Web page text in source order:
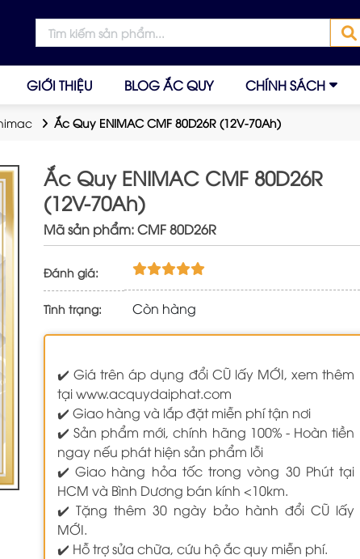
GIỚI THIỆU BLOG ẮC QUY CHÍNH SÁCH
Ắc Quy ENIMAC CMF 80D26R (12V-70Ah)
Ắc Quy ENIMAC CMF 80D26R
(12V-70Ah)
Mã sản phẩm: CMF 80D26R
Đánh giá:
Tình trạng: Còn hàng
✔️ Giá trên áp dụng đổi CŨ lấy MỚI, xem thêm
tại www.acquydaiphat.com
✔️ Giao hàng và lắp đặt miễn phí tận nơi
✔️ Sản phẩm mới, chính hãng 100% - Hoàn tiền
ngay nếu phát hiện sản phẩm lỗi
✔️ Giao hàng hỏa tốc trong vòng 30 Phút tại
HCM và Bình Dương bán kính <10km.
✔️ Tặng thêm 30 ngày bảo hành đổi CŨ lấy
MỚI.
✔️ Hỗ trợ sửa chữa, cứu hộ ắc quy miễn phí.